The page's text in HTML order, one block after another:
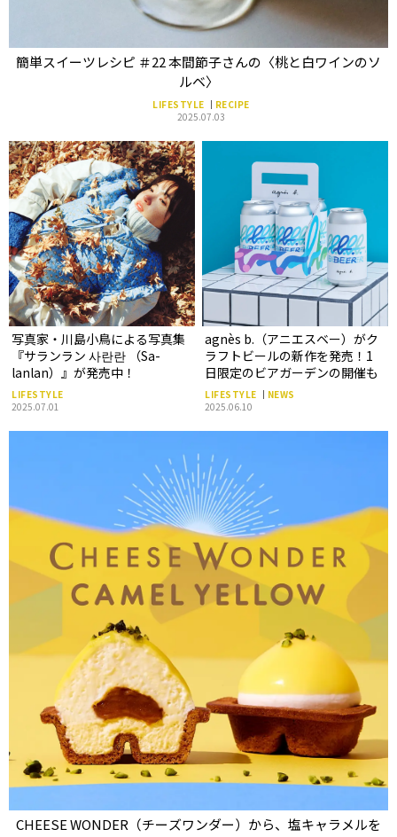
簡単スイーツレシピ ＃22 本間節子さんの〈桃と白ワインのソ
ルベ〉
LIFESTYLE
RECIPE
2025.07.03
写真家・川島小鳥による写真集
『サランラン 사란란 （Sa-
lanlan）』が発売中！
LIFESTYLE
2025.07.01
agnès b.（アニエスベー）がク
ラフトビールの新作を発売！1
日限定のビアガーデンの開催も
LIFESTYLE
NEWS
2025.06.10
CHEESE WONDER（チーズワンダー）から、塩キャラメルを